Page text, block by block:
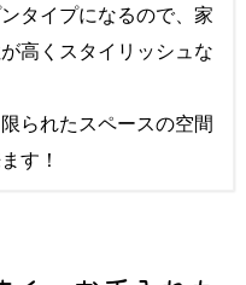
タイプになるので、家
高くスタイリッシュな
られたスペースの空間
す！